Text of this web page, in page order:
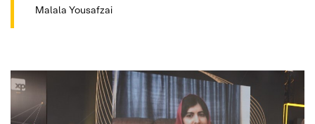
Malala Yousafzai